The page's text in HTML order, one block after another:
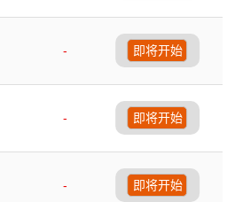
-
即将开始
-
即将开始
-
即将开始